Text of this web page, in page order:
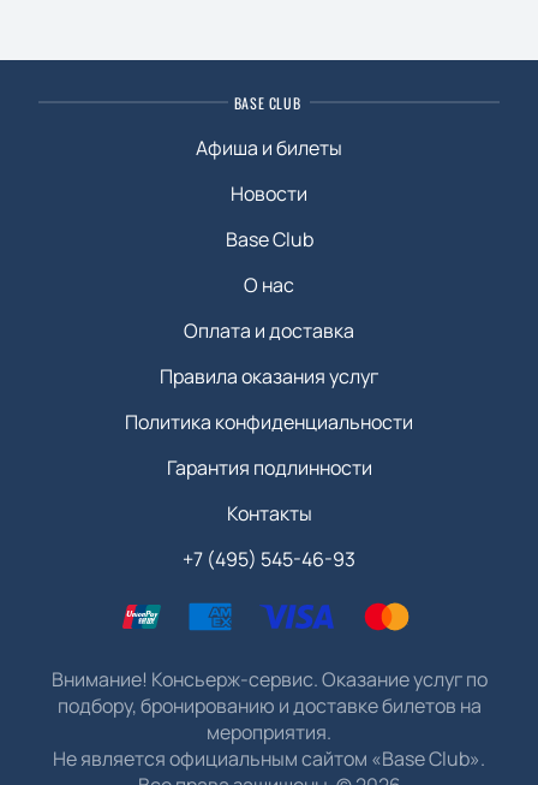
BASE CLUB
Афиша и билеты
Новости
Base Club
О нас
Оплата и доставка
Правила оказания услуг
Политика конфиденциальности
Гарантия подлинности
Контакты
+7 (495) 545-46-93
Внимание! Консьерж-сервис. Оказание услуг по
подбору, бронированию и доставке билетов на
мероприятия.
Не является официальным сайтом «Base Club».